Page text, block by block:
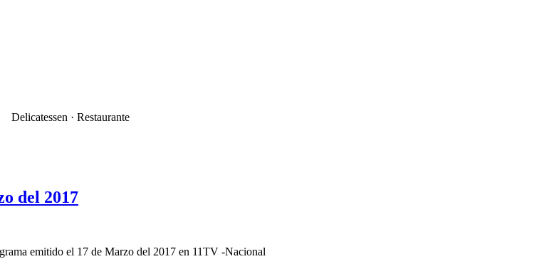
Delicatessen · Restaurante
del 2017
emitido el 17 de Marzo del 2017 en 11TV -Nacional